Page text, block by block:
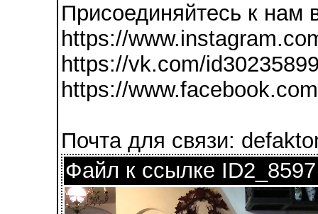
Присоединяйтесь к нам
https://
https://vk.com/
https://
Почта для связи:
Файл к ссылке ID2_8597